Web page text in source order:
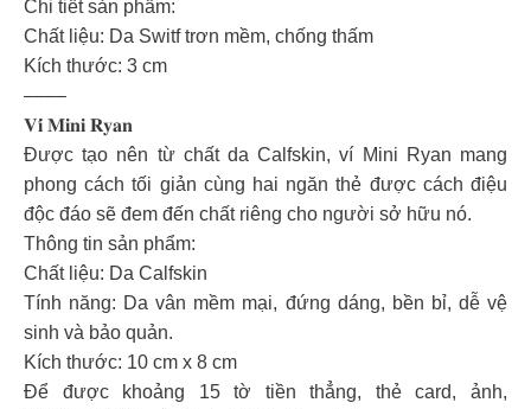
Chi tiết sản phẩm:
Chất liệu: Da Switf trơn mềm, chống thấm
Kích thước: 3 cm
––––
𝐕𝐢́ 𝐌𝐢𝐧𝐢 𝐑𝐲𝐚𝐧
Được tạo nên từ chất da Calfskin, ví Mini Ryan mang
phong cách tối giản cùng hai ngăn thẻ được cách điệu
độc đáo sẽ đem đến chất riêng cho người sở hữu nó.
Thông tin sản phẩm:
Chất liệu: Da Calfskin
Tính năng: Da vân mềm mại, đứng dáng, bền bỉ, dễ vệ
sinh và bảo quản.
Kích thước: 10 cm x 8 cm
Để được khoảng 15 tờ tiền thẳng, thẻ card, ảnh,